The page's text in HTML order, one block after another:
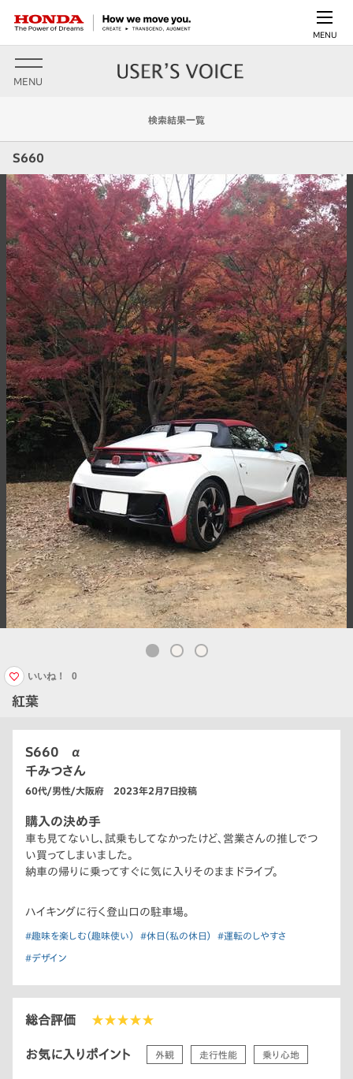
MENU
MENU
検索結果一覧
S660
紅葉
いいね！ 0
S660 α
千みつさん
60代/男性/大阪府 2023年2月7日投稿
購入の決め手
車も見てないし､試乗もしてなかったけど、営業さんの推しでつ
い買ってしまいました。
納車の帰りに乗ってすぐに気に入りそのままドライブ。
ハイキングに行く登山口の駐車場。
#趣味を楽しむ（趣味使い） #休日（私の休日） #運転のしやすさ
#デザイン
総合評価 ★★★★★
お気に入りポイント 外観 走行性能 乗り心地